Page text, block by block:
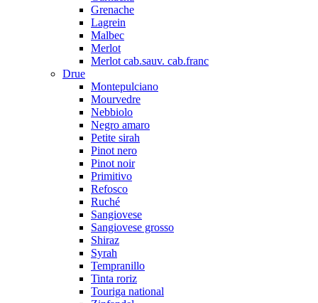
Grenache
Lagrein
Malbec
Merlot
Merlot cab.sauv. cab.franc
Drue
Montepulciano
Mourvedre
Nebbiolo
Negro amaro
Petite sirah
Pinot nero
Pinot noir
Primitivo
Refosco
Ruché
Sangiovese
Sangiovese grosso
Shiraz
Syrah
Tempranillo
Tinta roriz
Touriga national